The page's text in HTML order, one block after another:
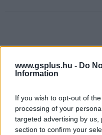
www.gsplus.hu - Do
Information
If you wish to opt-out of
processing of your
targeted advertising by
section to confirm your